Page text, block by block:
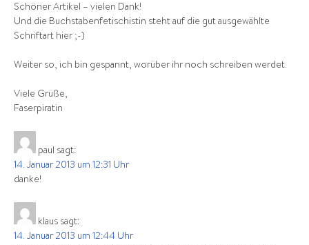
Schöner Artikel – vielen Dank!
Und die Buchstabenfetischistin steht auf die gut ausgewählte
Schriftart hier ;-)
Weiter so, ich bin gespannt, worüber ihr noch schreiben werdet.
Viele Grüße,
Faserpiratin
paul sagt:
14. Januar 2013 um 12:31 Uhr
danke!
klaus sagt:
14. Januar 2013 um 12:44 Uhr